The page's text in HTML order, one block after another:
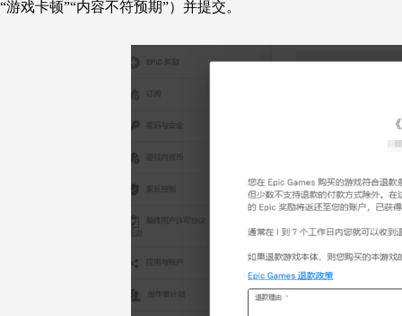
“游戏卡顿”“内容不符预期”）并提交。